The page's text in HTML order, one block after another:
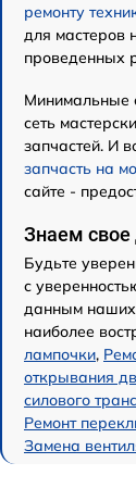
ремонту
для мастеров
проведенных
Минимальные
сеть
запчастей. И
запчасть на
сайте -
Знаем свое
Будьте
с
данным наших
наиболее
лампочки,
открывания
силового
Ремонт
Замена